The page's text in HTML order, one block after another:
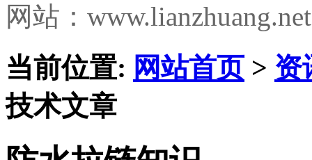
网站：www.lianzhuang.net
当前位置: 网站首页> 资
技术文章